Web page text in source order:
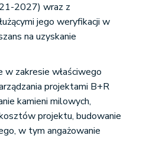
2027) wraz z
jego weryfikacji w
na uzyskanie
w zakresie właściwego
projektami B+R
kamieni milowych,
projektu, budowanie
w tym angażowanie